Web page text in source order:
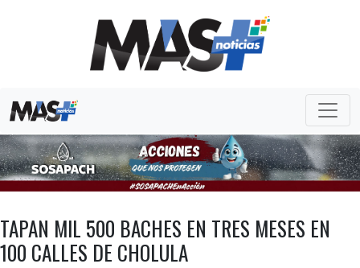
TAPAN MIL 500 BACHES EN TRES MESES EN
100 CALLES DE CHOLULA